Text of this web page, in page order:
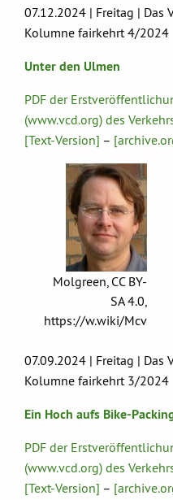
07.12.2024 | Freitag | Das
Kolumne fairkehrt 4/2024
Unter den Ulmen
PDF der
(www.vcd.org) des
[Text-Version] –
Molgreen, CC BY-
SA 4.0,
https://w.wiki/Mcv
07.09.2024 | Freitag | Das
Kolumne fairkehrt 3/2024
Ein Hoch aufs Bike-
PDF der
(www.vcd.org) des
[Text-Version] –